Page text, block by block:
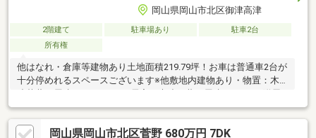
岡山県岡山市北区御津高津
2階建て 駐車場あり
駐車2台
所有権
他はなれ・倉庫等建物あり土地面積219.79坪！お車は普通車2台が
十分停めれるスペースございます※他敷地内建物あり・物置：木
建物 倉庫：土蔵造瓦葺平屋建：15.83㎡物件購入費用とリノベ工
事費用を一緒にローンで組む提案も可能です。3Dモデリングでリ
フォームの完成予想図を立体的に表現。購入・買い替え・購入
岡山県岡山市北区菅野 680万円 7DK